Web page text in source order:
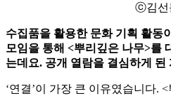
ⓒ김선
수집품을 활용한 문화 기획 활동
모임을 통해 <뿌리깊은 나무>를
는데요. 공개 열람을 결심하게 된
‘연결’이 가장 큰 이유였습니다.